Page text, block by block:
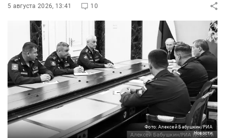
5 августа 2026, 13:41 10
Фото: Алексей Бабушкин/РИА
Новости